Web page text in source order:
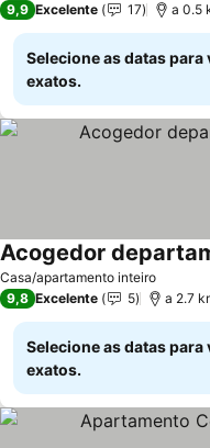
9,9 Excelente 17 a 0.5
Selecione as datas para
exatos.
Casa/apartamento inteiro
Acogedor
9,8 Excelente 5 a 2.7
Selecione as datas para
exatos.